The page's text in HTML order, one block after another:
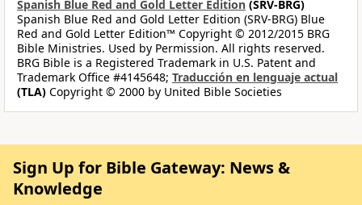
Spanish Blue Red and Gold Letter Edition (SRV-BRG)
Spanish Blue Red and Gold Letter Edition (SRV-BRG) Blue
Red and Gold Letter Edition™ Copyright © 2012/2015 BRG
Bible Ministries. Used by Permission. All rights reserved.
BRG Bible is a Registered Trademark in U.S. Patent and
Trademark Office #4145648; Traducción en lenguaje actual
(TLA) Copyright © 2000 by United Bible Societies
Sign Up for Bible Gateway: News &
Knowledge